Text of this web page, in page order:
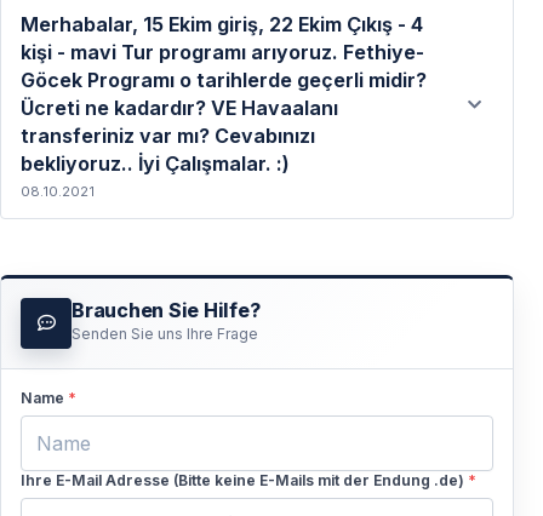
Weiterlesen
Merhabalar, 15 Ekim giriş, 22 Ekim Çıkış - 4
kişi - mavi Tur programı arıyoruz. Fethiye-
Göcek Programı o tarihlerde geçerli midir?
Ücreti ne kadardır? VE Havaalanı
transferiniz var mı? Cevabınızı
bekliyoruz.. İyi Çalışmalar. :)
08.10.2021
Weiterlesen
Brauchen Sie Hilfe?
Senden Sie uns Ihre Frage
Name *
Ihre E-Mail Adresse (Bitte keine E-Mails mit der Endung .de) *